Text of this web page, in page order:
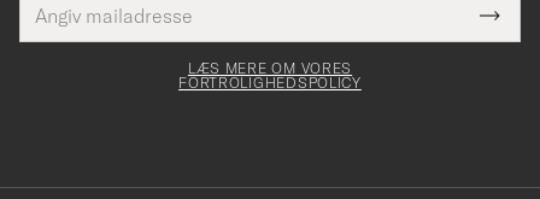
mailadresse
skal
Tack
för
dig
LÆS MERE OM VORES
FORTROLIGHEDSPOLICY